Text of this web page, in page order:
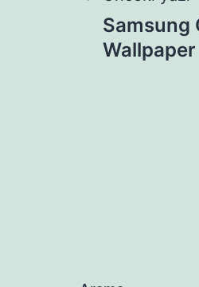
Samsung
Wallpaper